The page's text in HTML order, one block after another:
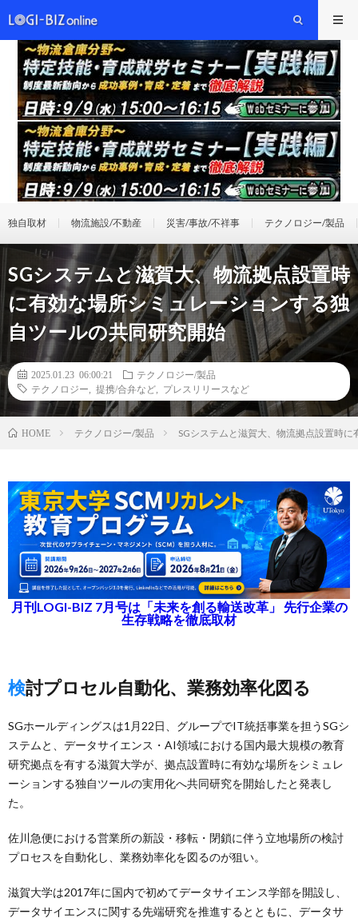
独自取材 物流施設/不動産 災害/事故/不祥事 テクノロジー/製品
SGシステムと滋賀大、物流拠点設置時
に有効な場所シミュレーションする独
自ツールの共同研究開始
2025.01.23 06:00:21
テクノロジー/製品
テクノロジー
提携/合弁など プレスリリースなど
HOME テクノロジー/製品 SGシステムと滋賀大、物流拠点設置時
月刊LOGI-BIZ 7月号は「未来を創る輸送改革」 先行企業の
生存戦略を徹底取材
検討プロセル自動化、業務効率化図る
SGホールディングスは1月22日、グループでIT統括事業を担うSGシ
ステムと、データサイエンス・AI領域における国内最大規模の教育
研究拠点を有する滋賀大学が、拠点設置時に有効な場所をシミュレ
ーションする独自ツールの実用化へ共同研究を開始したと発表し
た。
佐川急便における営業所の新設・移転・閉鎖に伴う立地場所の検討
プロセスを自動化し、業務効率化を図るのが狙い。
滋賀大学は2017年に国内で初めてデータサイエンス学部を開設し、
データサイエンスに関する先端研究を推進するとともに、データサ